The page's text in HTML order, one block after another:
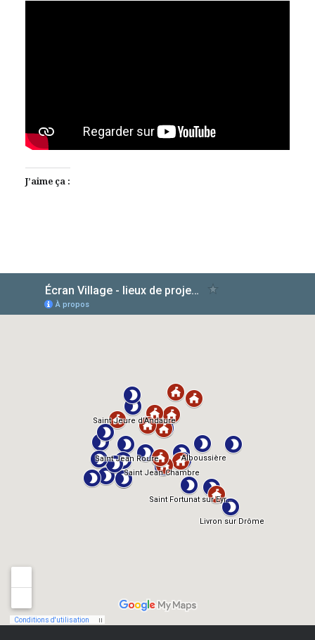
J’aime ça :
AlloCiné